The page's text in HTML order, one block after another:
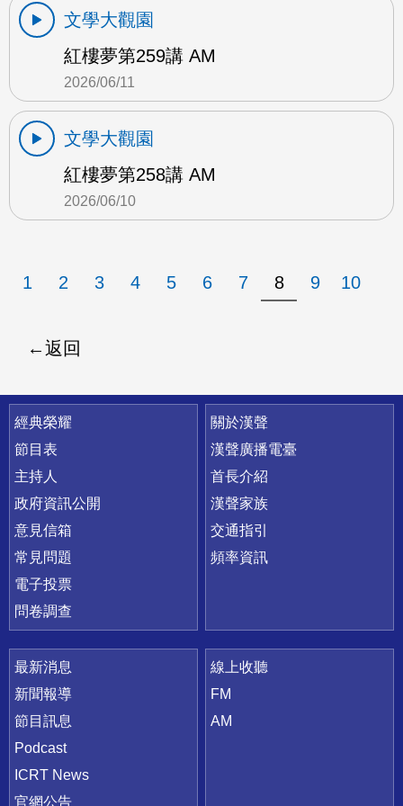
文學大觀園
紅樓夢第259講 AM
2026/06/11
文學大觀園
紅樓夢第258講 AM
2026/06/10
1 2 3 4 5 6 7 8 9 10
返回
快速連結
經典榮耀
節目表
主持人
政府資訊公開
意見信箱
常見問題
電子投票
問卷調查
關於漢聲
漢聲廣播電臺
首長介紹
漢聲家族
交通指引
頻率資訊
最新消息
新聞報導
節目訊息
Podcast
ICRT News
官網公告
線上收聽
FM
AM